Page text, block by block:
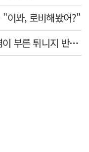
이봐, 로비해봤어?"
[사진으로 보는 세계: 사보세] 폭염이 부른 튀니지 반정부 시위